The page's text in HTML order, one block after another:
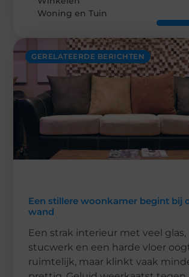
GERELATEERDE BERICHTEN
Een stillere woonkamer begint bij
wand
Een strak interieur met veel glas,
stucwerk en een harde vloer
ruimtelijk, maar klinkt vaak
Woning en Tuin